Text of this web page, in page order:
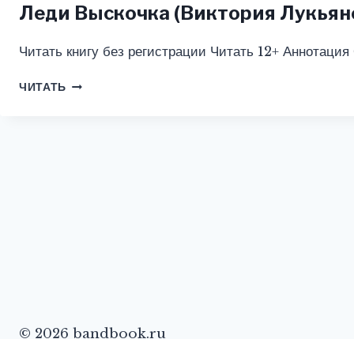
Леди Выскочка (Виктория
Читать книгу без регистрации Читать 12+
ЧИТАТЬ ЛЕДИ
© 2026 bandbook.ru